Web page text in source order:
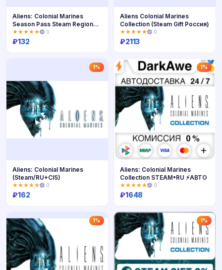
Aliens: Colonial Marines
Season Pass Steam Region
Free
★★★★★ 0
₽132
Купить
Aliens Colonial Marines
Collection (Steam Gift Россия)
★★★★★ 0
₽2113
1%
Aliens: Colonial Marines
(Steam/RU+CIS)
★★★★★ 0
₽162
1%
Купить
Aliens: Colonial Marines
Collection STEAM•RU ⚡️АВТО
★★★★★ 0
₽1648
1% 1%